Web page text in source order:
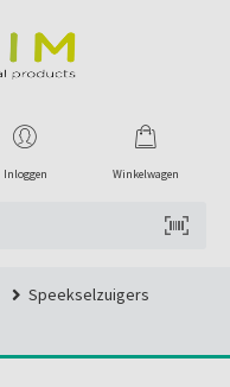
Winkelwagen
Inloggen
Speekselzuigers